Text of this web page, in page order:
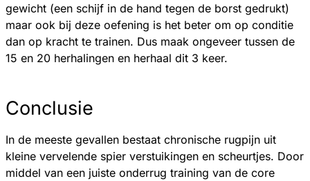
gewicht (een schijf in de hand tegen de borst gedrukt)
maar ook bij deze oefening is het beter om op conditie
dan op kracht te trainen. Dus maak ongeveer tussen de
15 en 20 herhalingen en herhaal dit 3 keer.
Conclusie
In de meeste gevallen bestaat chronische rugpijn uit
kleine vervelende spier verstuikingen en scheurtjes. Door
middel van een juiste onderrug training van de core